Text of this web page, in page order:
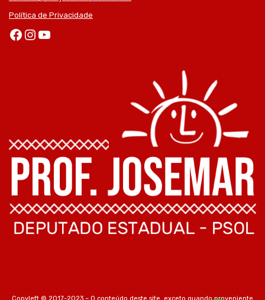
Política de Privacidade
Facebook Instagram Youtube